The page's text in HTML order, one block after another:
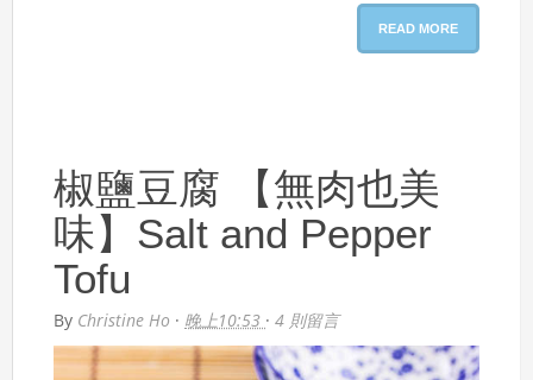
READ MORE
椒鹽豆腐 【無肉也美
味】Salt and Pepper
Tofu
By Christine Ho · 晚上10:53 ·4 則留言